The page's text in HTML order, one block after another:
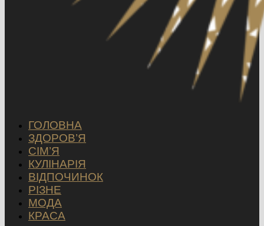
ГОЛОВНА
ЗДОРОВ’Я
СІМ’Я
КУЛІНАРІЯ
ВІДПОЧИНОК
РІЗНЕ
МОДА
КРАСА